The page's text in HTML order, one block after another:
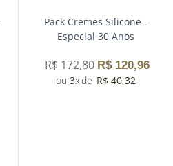
Pack Cremes Silicone -
Especial 30 Anos
R$172,80 R$ 120,96
3
R$ 40,32